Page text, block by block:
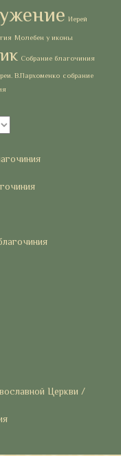
Иерей
Молебен у иконы
Собрание благочиния
В.Пархоменко собрание